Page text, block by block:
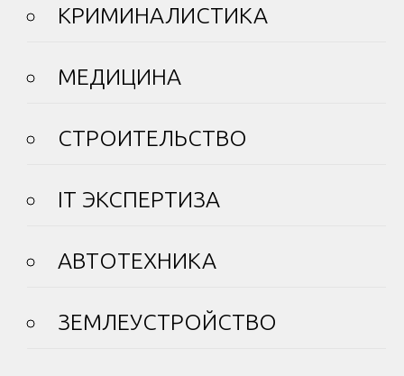
КРИМИНАЛИСТИКА
МЕДИЦИНА
СТРОИТЕЛЬСТВО
IT ЭКСПЕРТИЗА
АВТОТЕХНИКА
ЗЕМЛЕУСТРОЙСТВО